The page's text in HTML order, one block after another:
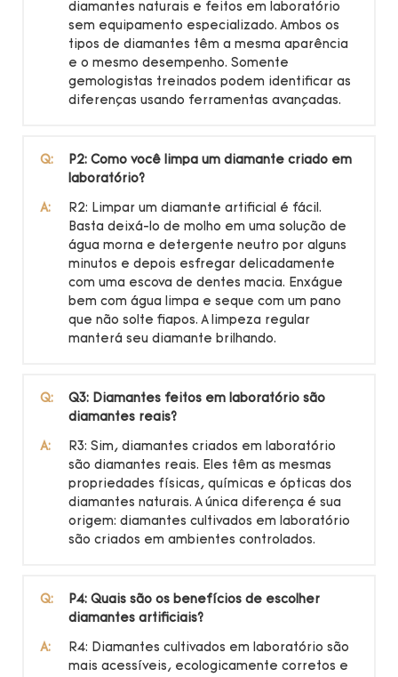
diamantes naturais e feitos em laboratório
sem equipamento especializado. Ambos os
tipos de diamantes têm a mesma aparência
e o mesmo desempenho. Somente
gemologistas treinados podem identificar as
diferenças usando ferramentas avançadas.
Q:
P2: Como você limpa um diamante criado em
laboratório?
A:
R2: Limpar um diamante artificial é fácil.
Basta deixá-lo de molho em uma solução de
água morna e detergente neutro por alguns
minutos e depois esfregar delicadamente
com uma escova de dentes macia. Enxágue
bem com água limpa e seque com um pano
que não solte fiapos. A limpeza regular
manterá seu diamante brilhando.
Q:
Q3: Diamantes feitos em laboratório são
diamantes reais?
A:
R3: Sim, diamantes criados em laboratório
são diamantes reais. Eles têm as mesmas
propriedades físicas, químicas e ópticas dos
diamantes naturais. A única diferença é sua
origem: diamantes cultivados em laboratório
são criados em ambientes controlados.
Q:
P4: Quais são os benefícios de escolher
diamantes artificiais?
A:
R4: Diamantes cultivados em laboratório são
mais acessíveis, ecologicamente corretos e